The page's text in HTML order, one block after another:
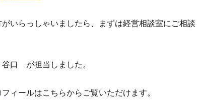
いらっしゃいましたら、まずは経営相談室にご相談
口 が担当しました。
ールはこちらからご覧いただけます。